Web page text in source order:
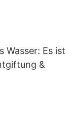
Wasser: Es ist
&